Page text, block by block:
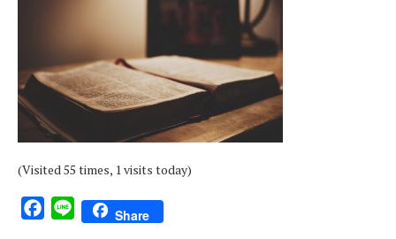
(Visited 55 times, 1 visits today)
Facebook
Line Share